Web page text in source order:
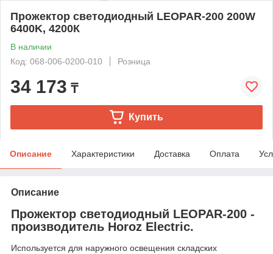
Прожектор светодиодный LEOPAR-200 200W
6400K, 4200К
В наличии
Код: 068-006-0200-010
Розница
34 173 ₸
Купить
Описание Характеристики Доставка Оплата
Описание
Прожектор светодиодный LEOPAR-200 -
производитель Horoz Electric.
Используется для наружного освещения складских